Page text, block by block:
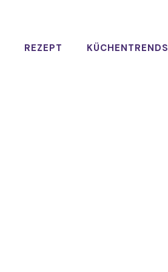
REZEPT KÜCHENTRENDS